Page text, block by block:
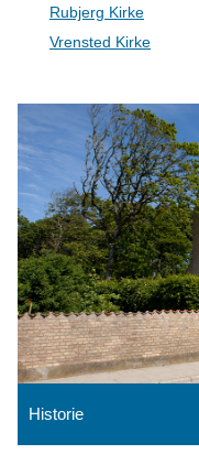
Rubjerg Kirke
Vrensted Kirke
Historie